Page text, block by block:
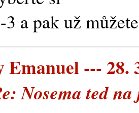
a pak už
Emanuel --- 28.
Nosema ted